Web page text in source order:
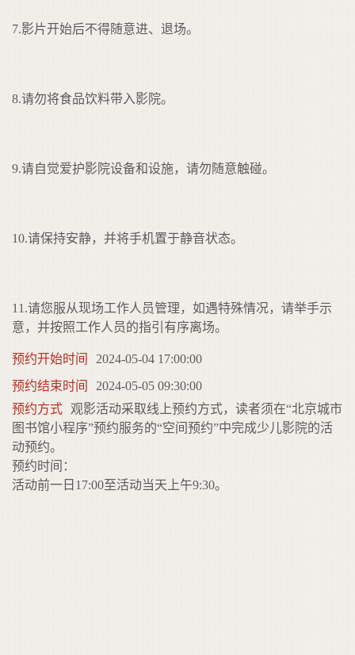
7.影片开始后不得随意进、退场。
8.请勿将食品饮料带入影院。
9.请自觉爱护影院设备和设施，请勿随意触碰。
10.请保持安静，并将手机置于静音状态。
11.请您服从现场工作人员管理，如遇特殊情况，请举手示
意，并按照工作人员的指引有序离场。
预约开始时间
2024-05-04 17:00:00
预约结束时间
2024-05-05 09:30:00
预约方式 观影活动采取线上预约方式，读者须在“北京城市
图书馆小程序”预约服务的“空间预约”中完成少儿影院的活
动预约。
预约时间：
活动前一日17:00至活动当天上午9:30。